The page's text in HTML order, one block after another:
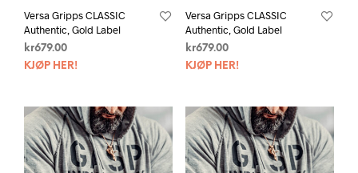
Versa Gripps CLASSIC
Authentic, Gold Label
kr679.00
KJØP HER!
Versa Gripps CLASSIC
Authentic, Gold Label
kr679.00
KJØP HER!